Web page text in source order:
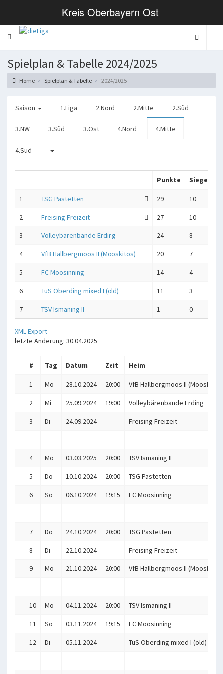
Kreis Oberbayern Ost
Toggle navigation
Spielplan & Tabelle 2024/2025
Home Spielplan & Tabelle 2024/2025
Saison 1.Liga 2.Nord 2.Mitte 2.Süd
3.NW 3.Süd 3.Ost 4.Nord 4.Mitte
4.Süd
Punkte Siege
1 TSG Pastetten 29 10
2 Freising Freizeit 27 10
3 Volleybärenbande Erding 24 8
4 VfB Hallbergmoos II (Mooskitos) 20 7
5 FC Moosinning 14 4
6 TuS Oberding mixed I (old) 11 3
7 TSV Ismaning II 1 0
XML-Export
letzte Änderung: 30.04.2025
# Tag Datum Zeit Heim
1 Mo 28.10.2024 20:00 VfB Hallbergmoos II (Mooskitos)
2 Mi 25.09.2024 19:00 Volleybärenbande Erding
3 Di 24.09.2024 Freising Freizeit
4 Mo 03.03.2025 20:00 TSV Ismaning II
5 Do 10.10.2024 20:00 TSG Pastetten
6 So 06.10.2024 19:15 FC Moosinning
7 Do 24.10.2024 20:00 TSG Pastetten
8 Di 22.10.2024 Freising Freizeit
9 Mo 21.10.2024 20:00 VfB Hallbergmoos II (Mooskitos)
10 Mo 04.11.2024 20:00 TSV Ismaning II
11 So 03.11.2024 19:15 FC Moosinning
12 Di 05.11.2024 TuS Oberding mixed I (old)